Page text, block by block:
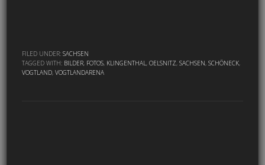
FILED UNDER:SACHSEN
TAGGED WITH: BILDER, FOTOS, KLINGENTHAL ,OELSNITZ,SACHSEN,SCHÖNECK,
VOGTLAND,VOGTLANDARENA